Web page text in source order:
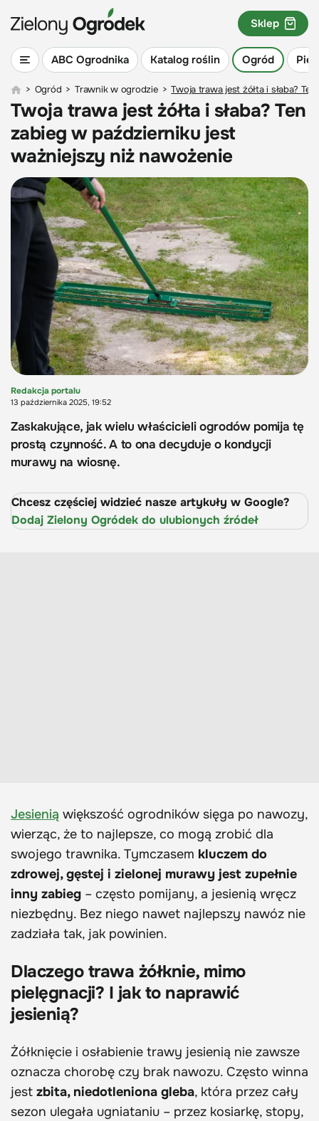
ABC Ogrodnika Katalog roślin Ogród
Sklep
> Ogród > Trawnik w ogrodzie > Twoja trawa jest żółta i słaba?
Twoja trawa jest żółta i słaba? Ten
zabieg w październiku jest
ważniejszy niż nawożenie
Redakcja portalu
13 października 2025, 19:52
Zaskakujące, jak wielu właścicieli ogrodów pomija tę
prostą czynność. A to ona decyduje o kondycji
murawy na wiosnę.
Chcesz częściej widzieć nasze artykuły w Google?
Dodaj Zielony Ogródek do ulubionych źródeł
Jesienią większość ogrodników sięga po nawozy,
wierząc, że to najlepsze, co mogą zrobić dla
swojego trawnika. Tymczasem kluczem do
zdrowej, gęstej i zielonej murawy jest zupełnie
inny zabieg – często pomijany, a jesienią wręcz
niezbędny. Bez niego nawet najlepszy nawóz nie
zadziała tak, jak powinien.
Dlaczego trawa żółknie, mimo
pielęgnacji? I jak to naprawić
jesienią?
Żółknięcie i osłabienie trawy jesienią nie zawsze
oznacza chorobę czy brak nawozu. Często winna
jest zbita, niedotleniona gleba, która przez cały
sezon ulegała ugniataniu – przez kosiarkę, stopy,